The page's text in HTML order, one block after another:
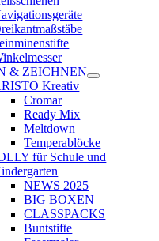
& ZEICHNEN
Kreativ
Cromar
Ready Mix
Meltdown
Temperablöcke
für Schule und
NEWS 2025
BIG BOXEN
CLASSPACKS
Buntstifte